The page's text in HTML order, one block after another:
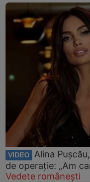
VIDEO Alina
de operație: „Am
Vedete românești